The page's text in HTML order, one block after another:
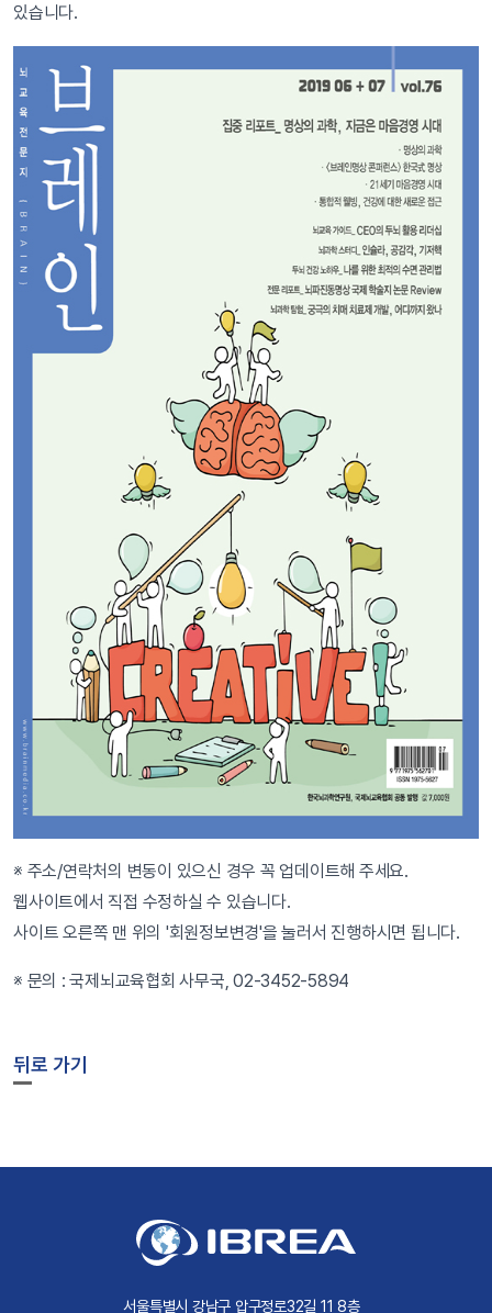
있습니다.
※ 주소/연락처의 변동이 있으신 경우 꼭 업데이트해 주세요.
웹사이트에서 직접 수정하실 수 있습니다.
사이트 오른쪽 맨 위의 '회원정보변경'을 눌러서 진행하시면 됩니다.
※ 문의 : 국제뇌교육협회 사무국, 02-3452-5894
뒤로 가기
서울특별시 강남구 압구정로32길 11 8층